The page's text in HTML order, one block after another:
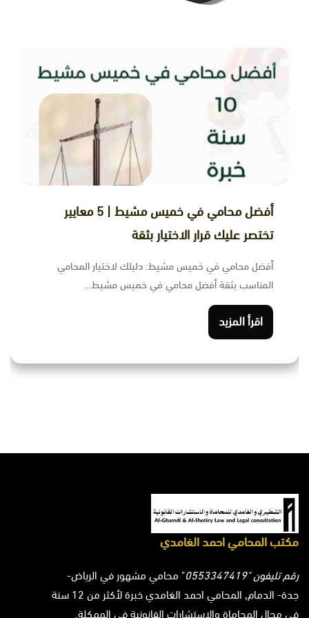
أفضل محامي في خميس مشيط | 5 معايير
تختصر عليك قرار الاختيار بثقة
أفضل محامي في خميس مشيط: دليلك لاختيار المحامي
المناسب بثقة أفضل محامي في خميس مشيط…
اقرأ المزيد
مكتب المحامي احمد الغامدي
رقم تليفون "0553347419
" محامي مشهور في الرياض-
جدة- الدمام, المحامي احمد الغامدي خبرة لأكثر من 12 سنة
في مجال المحاماة والاستشارات القانونية في الممكلة.